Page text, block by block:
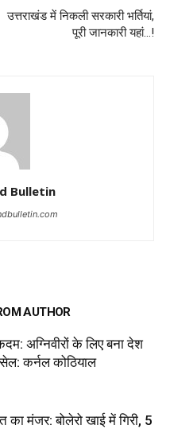
उत्तराखंड में निकली सरकारी भर्तियां,
पूरी जानकारी यहां…!
Bulletin
AUTHOR
अग्निवीरों के लिए बना देश
कर्नल कोठियाल
का मंजर: बोलेरो खाई में गिरी, 5